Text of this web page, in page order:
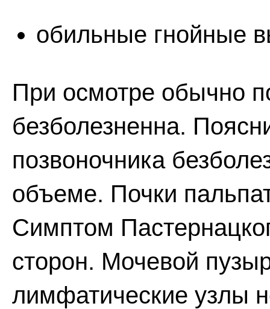
обильные гнойные
При осмотре обычно
безболезненна.
позвоночника
объеме. Почки
Симптом
сторон. Мочевой
лимфатические узлы